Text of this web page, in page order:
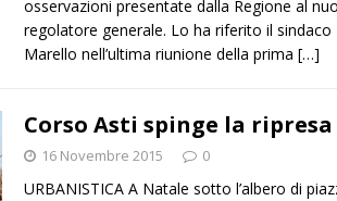
osservazioni presentate dalla Regione al
regolatore generale. Lo ha riferito il sindaco
Marello nell’ultima riunione della prima […]
Corso Asti spinge la ripresa
16 Novembre 2015 0
URBANISTICA A Natale sotto l’albero di